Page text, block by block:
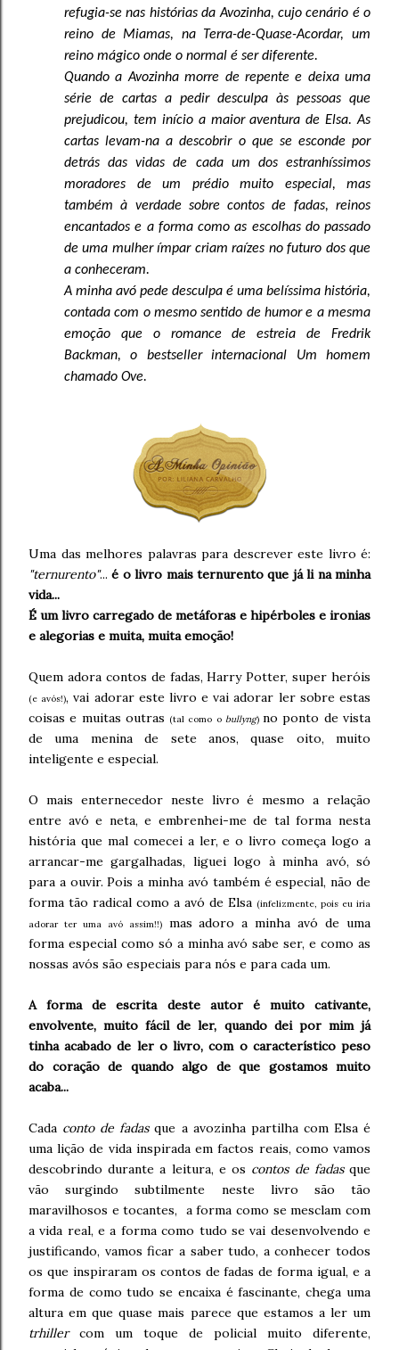
refugia-se nas histórias da Avozinha, cujo cenário é o
reino de Miamas, na Terra-de-Quase-Acordar, um
reino mágico onde o normal é ser diferente.
Quando a Avozinha morre de repente e deixa uma
série de cartas a pedir desculpa às pessoas que
prejudicou, tem início a maior aventura de Elsa. As
cartas levam-na a descobrir o que se esconde por
detrás das vidas de cada um dos estranhíssimos
moradores de um prédio muito especial, mas
também à verdade sobre contos de fadas, reinos
encantados e a forma como as escolhas do passado
de uma mulher ímpar criam raízes no futuro dos que
a conheceram.
A minha avó pede desculpa é uma belíssima história,
contada com o mesmo sentido de humor e a mesma
emoção que o romance de estreia de Fredrik
Backman, o bestseller internacional Um homem
chamado Ove.
Uma das melhores palavras para descrever este livro é:
"ternurento"... é o livro mais ternurento que já li na minha
vida...
É um livro carregado de metáforas e hipérboles e ironias
e alegorias e muita, muita emoção!
Quem adora contos de fadas, Harry Potter, super heróis
(e avós!), vai adorar este livro e vai adorar ler sobre estas
coisas e muitas outras (tal como o bullyng)no ponto de vista
de uma menina de sete anos, quase oito, muito
inteligente e especial.
O mais enternecedor neste livro é mesmo a relação
entre avó e neta, e embrenhei-me de tal forma nesta
história que mal comecei a ler, e o livro começa logo a
arrancar-me gargalhadas, liguei logo à minha avó, só
para a ouvir. Pois a minha avó também é especial, não de
forma tão radical como a avó de Elsa (infelizmente, pois eu iria
adorar ter uma avó assim!!)mas adoro a minha avó de uma
forma especial como só a minha avó sabe ser, e como as
nossas avós são especiais para nós e para cada um.
A forma de escrita deste autor é muito cativante,
envolvente, muito fácil de ler, quando dei por mim já
tinha acabado de ler o livro, com o característico peso
do coração de quando algo de que gostamos muito
acaba...
Cada conto de fadasque a avozinha partilha com Elsa é
uma lição de vida inspirada em factos reais, como vamos
descobrindo durante a leitura, e os contos de fadasque
vão surgindo subtilmente neste livro são tão
maravilhosos e tocantes, a forma como se mesclam com
a vida real, e a forma como tudo se vai desenvolvendo e
justificando, vamos ficar a saber tudo, a conhecer todos
os que inspiraram os contos de fadas de forma igual, e a
forma de como tudo se encaixa é fascinante, chega uma
altura em que quase mais parece que estamos a ler um
trhiller com um toque de policial muito diferente,